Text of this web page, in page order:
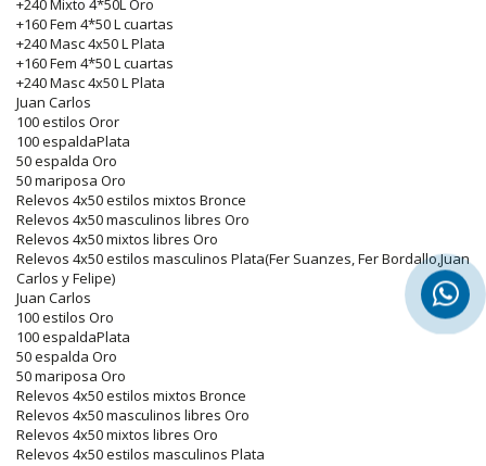
+240 Mixto 4*50L Oro
+160 Fem 4*50 L cuartas
+240 Masc 4x50 L Plata
+160 Fem 4*50 L cuartas
+240 Masc 4x50 L Plata
Juan Carlos
100 estilos Oror
100 espaldaPlata
50 espalda Oro
50 mariposa Oro
Relevos 4x50 estilos mixtos Bronce
Relevos 4x50 masculinos libres Oro
Relevos 4x50 mixtos libres Oro
Relevos 4x50 estilos masculinos Plata(Fer Suanzes, Fer Bordallo,Juan
Carlos y Felipe)
Juan Carlos
100 estilos Oro
100 espaldaPlata
50 espalda Oro
50 mariposa Oro
Relevos 4x50 estilos mixtos Bronce
Relevos 4x50 masculinos libres Oro
Relevos 4x50 mixtos libres Oro
Relevos 4x50 estilos masculinos Plata